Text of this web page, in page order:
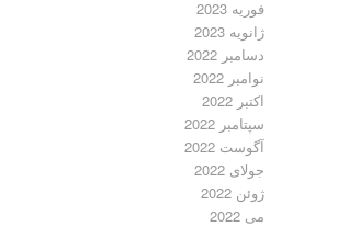
فوریه 2023
ژانویه 2023
دسامبر 2022
نوامبر 2022
اکتبر 2022
سپتامبر 2022
آگوست 2022
جولای 2022
ژوئن 2022
می 2022